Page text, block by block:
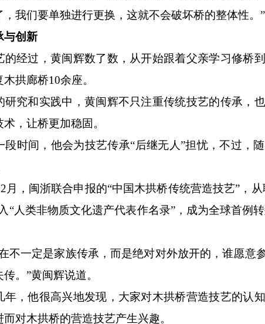
，我们要单独进行更换，这就不会破坏桥的整体性。”
与创新
过，黄闽辉数了数，从开始跟着父亲学习修桥
拱廊桥10余座。
和实践中，黄闽辉不只注重传统技艺的传承，
，让桥更加稳固。
间，他会为技艺传承“后继无人”担忧，不过，
，闽浙联合申报的“中国木拱桥传统营造技艺”，从
“人类非物质文化遗产代表作名录”，成为全球首例
一定是家族传承，而是绝对对外放开的，谁愿意
。”黄闽辉说道。
他很高兴地发现，大家对木拱桥营造技艺的认
对木拱桥的营造技艺产生兴趣。